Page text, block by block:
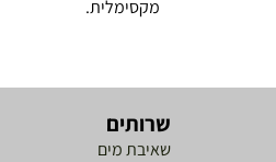
מקסימלית.
שרותים
שאיבת מים